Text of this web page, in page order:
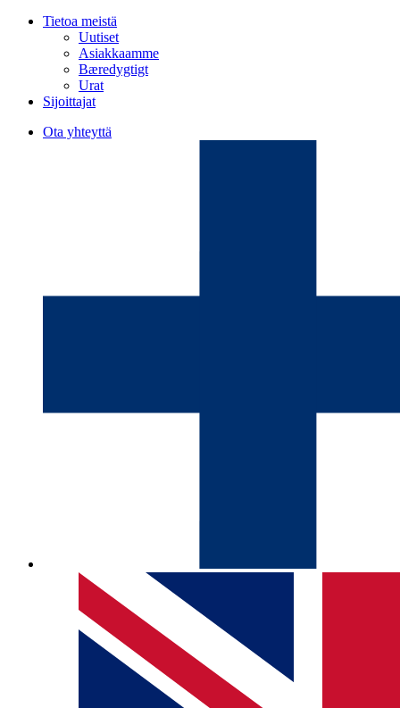
Tietoa meistä
Uutiset
Asiakkaamme
Bæredygtigt
Urat
Sijoittajat
Ota yhteyttä